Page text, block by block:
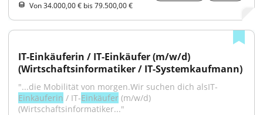
Von 34.000,00 € bis 79.500,00 €
IT-Einkäuferin / IT-Einkäufer (m/w/d)
(Wirtschaftsinformatiker / IT-Systemkaufmann)
"...die Mobilität von morgen.Wir suchen dich alsIT-
Einkäuferin / IT-Einkäufer (m/w/d)
(Wirtschaftsinformatiker..."